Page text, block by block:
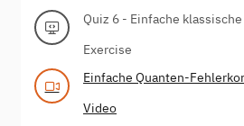
Quiz 6 - Einfache klassische
Exercise
Einfache Quanten-
Video